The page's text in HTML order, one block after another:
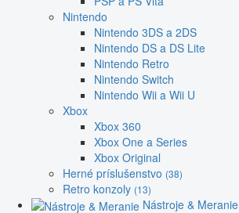
Nintendo
Nintendo 3DS a 2DS
Nintendo DS a DS Lite
Nintendo Retro
Nintendo Switch
Nintendo Wii a Wii U
Xbox
Xbox 360
Xbox One a Series
Xbox Original
Herné príslušenstvo (38)
Retro konzoly (13)
Nástroje & Meranie